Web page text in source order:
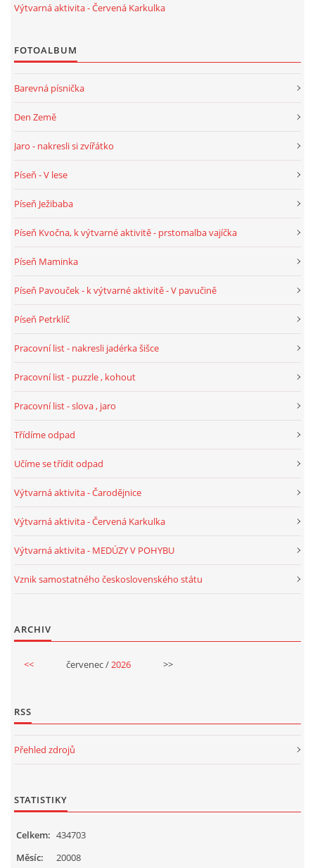
BÁSNĚ K TÉMATU ZIMA
VZDĚLÁVACÍ PLÁN OD ZÁŘÍ DO ČERVNA
SMYSLOVÁ AKTIVITA
JÓGOVÉ CVIČENÍ, TYPY, RADY, RECENZE
STÁTNÍ SVÁTKY
20.10. DEN STROMŮ
DUŠIČKY
SVATÁ KATEŘINA 25.LISTOPADU
MIKULÁŠ, ČERTI
Výtvarná aktivita - Červená Karkulka
FOTOALBUM
Barevná písnička
Den Země
Jaro - nakresli si zvířátko
Píseň - V lese
Píseň Ježibaba
Píseň Kvočna, k výtvarné aktivitě - prstomalba vajíčka
Píseň Maminka
Píseň Pavouček - k výtvarné aktivitě - V pavučině
Píseň Petrklíč
Pracovní list - nakresli jadérka šišce
Pracovní list - puzzle , kohout
Pracovní list - slova , jaro
Třídíme odpad
Učíme se třídit odpad
Výtvarná aktivita - Čarodějnice
Výtvarná aktivita - Červená Karkulka
Výtvarná aktivita - MEDÚZY V POHYBU
Vznik samostatného československého státu
ARCHIV
<< červenec / 2026 >>
RSS
Přehled zdrojů
STATISTIKY
Celkem: 434703
Měsíc:
20008